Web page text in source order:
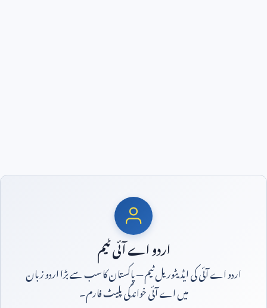
اردو اے آئی ٹیم
اردو اے آئی کی ایڈیٹوریل ٹیم — پاکستان کا سب سے بڑا اردو زبان
میں اے آئی خواندگی پلیٹ فارم۔